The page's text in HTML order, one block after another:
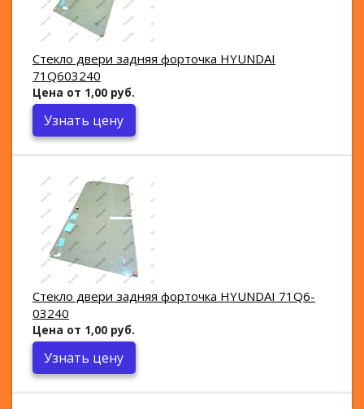
Стекло двери задняя форточка HYUNDAI
71Q603240
Цена от 1,00 руб.
Узнать цену
Стекло двери задняя форточка HYUNDAI 71Q6-
03240
Цена от 1,00 руб.
Узнать цену